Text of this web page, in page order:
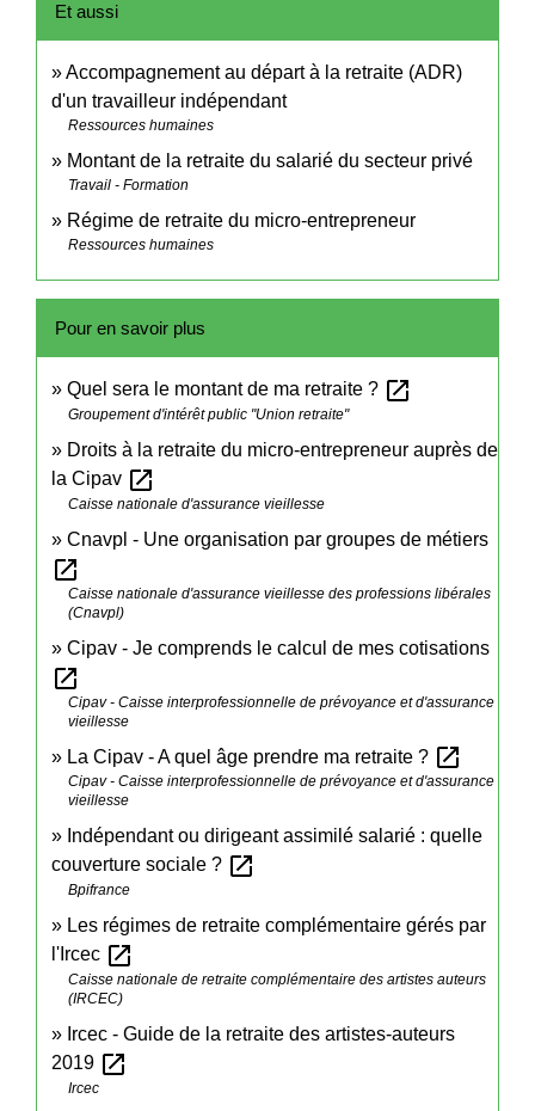
Et aussi
Accompagnement au départ à la retraite (ADR)
d'un travailleur indépendant
Ressources humaines
Montant de la retraite du salarié du secteur privé
Travail - Formation
Régime de retraite du micro-entrepreneur
Ressources humaines
Pour en savoir plus
Quel sera le montant de ma retraite ? open_in_new
Groupement d'intérêt public "Union retraite"
Droits à la retraite du micro-entrepreneur auprès de
la Cipav open_in_new
Caisse nationale d'assurance vieillesse
Cnavpl - Une organisation par groupes de métiers
open_in_new
Caisse nationale d'assurance vieillesse des professions libérales
(Cnavpl)
Cipav - Je comprends le calcul de mes cotisations
open_in_new
Cipav - Caisse interprofessionnelle de prévoyance et d'assurance
vieillesse
La Cipav - A quel âge prendre ma retraite ? open_in_new
Cipav - Caisse interprofessionnelle de prévoyance et d'assurance
vieillesse
Indépendant ou dirigeant assimilé salarié : quelle
couverture sociale ? open_in_new
Bpifrance
Les régimes de retraite complémentaire gérés par
l'Ircec open_in_new
Caisse nationale de retraite complémentaire des artistes auteurs
(IRCEC)
Ircec - Guide de la retraite des artistes-auteurs
2019 open_in_new
Ircec